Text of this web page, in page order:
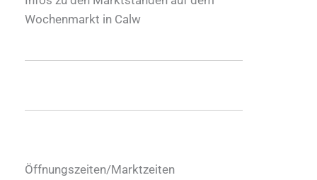
Wochenmarkt in Calw
Öffnungszeiten/Marktzeiten